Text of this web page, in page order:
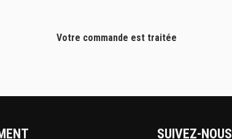
Votre commande est traitée
SUIVEZ-NOUS